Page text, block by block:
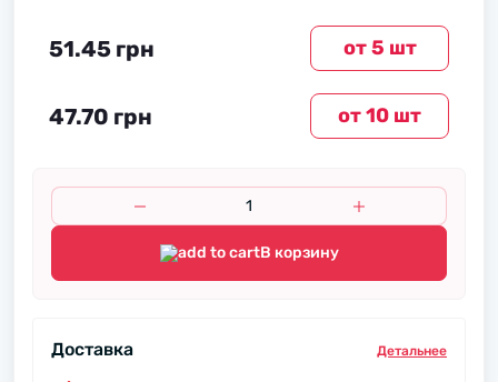
от 5 шт
51.45 грн
от 10 шт
47.70 грн
В корзину
Доставка Детальнее